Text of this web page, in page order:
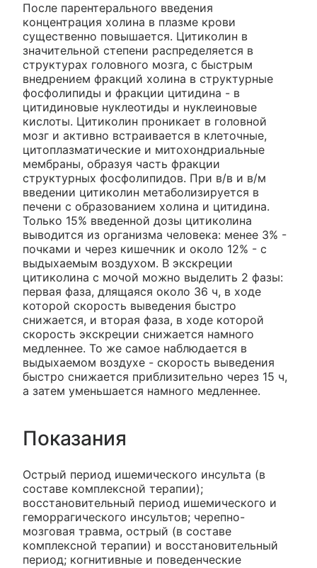
После парентерального введения
концентрация холина в плазме крови
существенно повышается. Цитиколин в
значительной степени распределяется в
структурах головного мозга, с быстрым
внедрением фракций холина в структурные
фосфолипиды и фракции цитидина - в
цитидиновые нуклеотиды и нуклеиновые
кислоты. Цитиколин проникает в головной
мозг и активно встраивается в клеточные,
цитоплазматические и митохондриальные
мембраны, образуя часть фракции
структурных фосфолипидов. При в/в и в/м
введении цитиколин метаболизируется в
печени с образованием холина и цитидина.
Только 15% введенной дозы цитиколина
выводится из организма человека: менее 3% -
почками и через кишечник и около 12% - с
выдыхаемым воздухом. В экскреции
цитиколина с мочой можно выделить 2 фазы:
первая фаза, длящаяся около 36 ч, в ходе
которой скорость выведения быстро
снижается, и вторая фаза, в ходе которой
скорость экскреции снижается намного
медленнее. То же самое наблюдается в
выдыхаемом воздухе - скорость выведения
быстро снижается приблизительно через 15 ч,
а затем уменьшается намного медленнее.
Показания
Острый период ишемического инсульта (в
составе комплексной терапии);
восстановительный период ишемического и
геморрагического инсультов; черепно-
мозговая травма, острый (в составе
комплексной терапии) и восстановительный
период; когнитивные и поведенческие